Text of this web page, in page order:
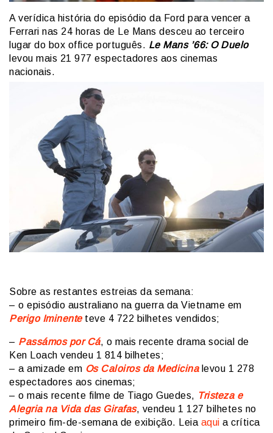
A verídica história do episódio da Ford para vencer a
Ferrari nas 24 horas de Le Mans desceu ao terceiro
lugar do box office português. Le Mans ’66: O Duelo
levou mais 21 977 espectadores aos cinemas
nacionais.
Sobre as restantes estreias da semana:
– o episódio australiano na guerra da Vietname em
Perigo Iminente teve 4 722 bilhetes vendidos;
– Passámos por Cá, o mais recente drama social de
Ken Loach vendeu 1 814 bilhetes;
– a amizade em Os Caloiros da Medicinalevou 1 278
espectadores aos cinemas;
– o mais recente filme de Tiago Guedes, Tristeza e
Alegria na Vida das Girafas, vendeu 1 127 bilhetes no
primeiro fim-de-semana de exibição. Leia aqui a crítica